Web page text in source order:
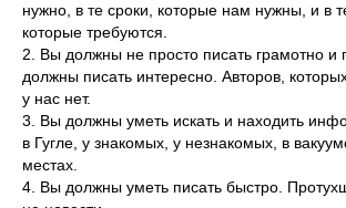
нужно, в те сроки, которые нам нужны, и в
которые требуются.
2. Вы должны не просто писать грамотно и
должны писать интересно. Авторов,
у нас нет.
3. Вы должны уметь искать и находить
в Гугле, у знакомых, у незнакомых, в
местах.
4. Вы должны уметь писать быстро.